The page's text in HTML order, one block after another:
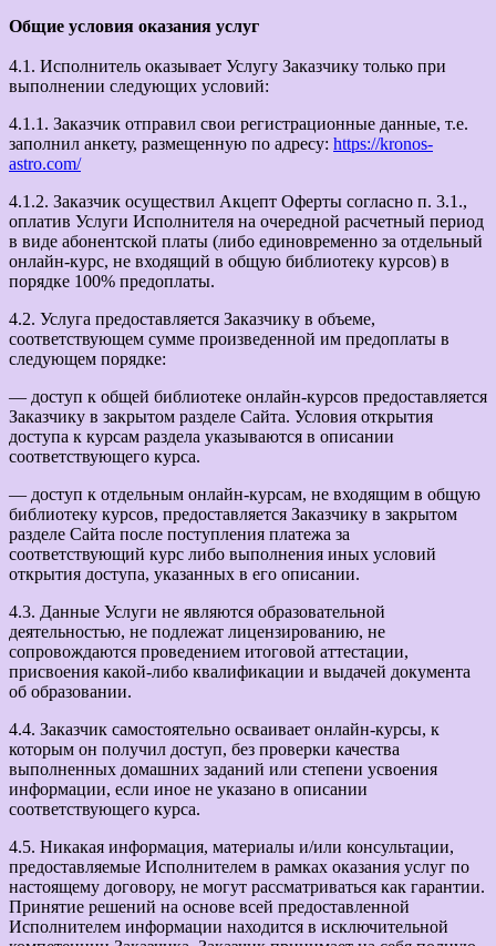
Общие условия оказания услуг
4.1. Исполнитель оказывает Услугу Заказчику только при
выполнении следующих условий:
4.1.1. Заказчик отправил свои регистрационные данные, т.е.
заполнил анкету, размещенную по адресу: https://kronos-
astro.com/
4.1.2. Заказчик осуществил Акцепт Оферты согласно п. 3.1.,
оплатив Услуги Исполнителя на очередной расчетный период
в виде абонентской платы (либо единовременно за отдельный
онлайн-курс, не входящий в общую библиотеку курсов) в
порядке 100% предоплаты.
4.2. Услуга предоставляется Заказчику в объеме,
соответствующем сумме произведенной им предоплаты в
следующем порядке:
— доступ к общей библиотеке онлайн-курсов предоставляется
Заказчику в закрытом разделе Сайта. Условия открытия
доступа к курсам раздела указываются в описании
соответствующего курса.
— доступ к отдельным онлайн-курсам, не входящим в общую
библиотеку курсов, предоставляется Заказчику в закрытом
разделе Сайта после поступления платежа за
соответствующий курс либо выполнения иных условий
открытия доступа, указанных в его описании.
4.3. Данные Услуги не являются образовательной
деятельностью, не подлежат лицензированию, не
сопровождаются проведением итоговой аттестации,
присвоения какой-либо квалификации и выдачей документа
об образовании.
4.4. Заказчик самостоятельно осваивает онлайн-курсы, к
которым он получил доступ, без проверки качества
выполненных домашних заданий или степени усвоения
информации, если иное не указано в описании
соответствующего курса.
4.5. Никакая информация, материалы и/или консультации,
предоставляемые Исполнителем в рамках оказания услуг по
настоящему договору, не могут рассматриваться как гарантии.
Принятие решений на основе всей предоставленной
Исполнителем информации находится в исключительной